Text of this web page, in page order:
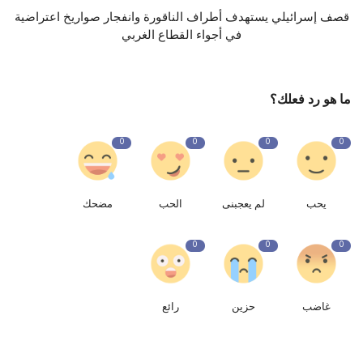
قصف إسرائيلي يستهدف أطراف الناقورة وانفجار صواريخ اعتراضية
في أجواء القطاع الغربي
ما هو رد فعلك؟
0
يحب
0
لم يعجبنى
0
الحب
0
مضحك
0
غاضب
0
حزين
0
رائع